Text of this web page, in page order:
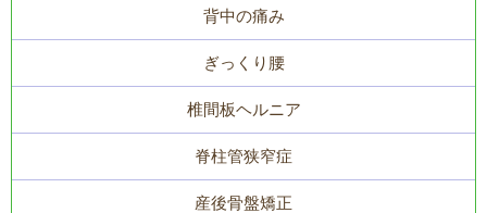
背中の痛み
ぎっくり腰
椎間板ヘルニア
脊柱管狭窄症
産後骨盤矯正